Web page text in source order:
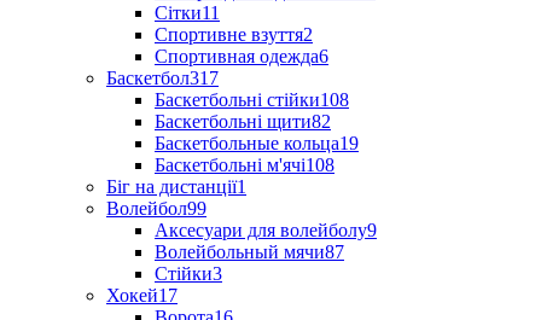
Сітки11
Спортивне взуття2
Спортивная одежда6
Баскетбол317
Баскетбольні стійки108
Баскетбольні щити82
Баскетбольные кольца19
Баскетбольні м'ячі108
Біг на дистанції1
Волейбол99
Аксесуари для волейболу9
Волейбольный мячи87
Стійки3
Хокей17